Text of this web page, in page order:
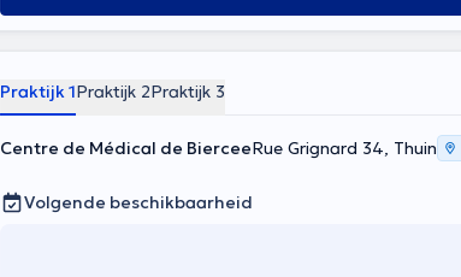
Praktijk 1Praktijk 2Praktijk 3
Centre de Médical de BierceeRue Grignard 34, Thuin
Volgende beschikbaarheid